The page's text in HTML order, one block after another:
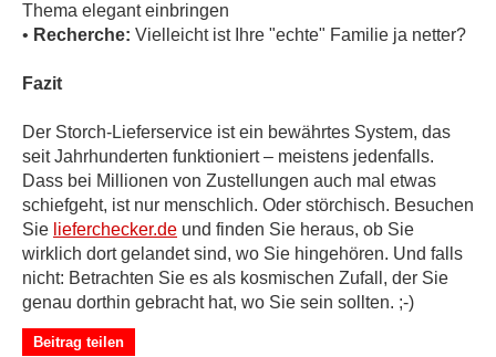
Thema elegant einbringen
• Recherche: Vielleicht ist Ihre "echte" Familie ja netter?
Fazit
Der Storch-Lieferservice ist ein bewährtes System, das
seit Jahrhunderten funktioniert – meistens jedenfalls.
Dass bei Millionen von Zustellungen auch mal etwas
schiefgeht, ist nur menschlich. Oder störchisch. Besuchen
Sie lieferchecker.de und finden Sie heraus, ob Sie
wirklich dort gelandet sind, wo Sie hingehören. Und falls
nicht: Betrachten Sie es als kosmischen Zufall, der Sie
genau dorthin gebracht hat, wo Sie sein sollten. ;-)
Beitrag teilen